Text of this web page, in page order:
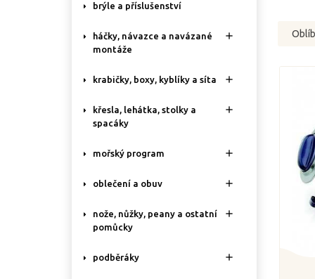
brýle a příslušenství
háčky, návazce a navázané
montáže

krabičky, boxy, kyblíky a síta 
křesla, lehátka, stolky a
spacáky

mořský program 
oblečení a obuv 
nože, nůžky, peany a ostatní
pomůcky

podběráky 